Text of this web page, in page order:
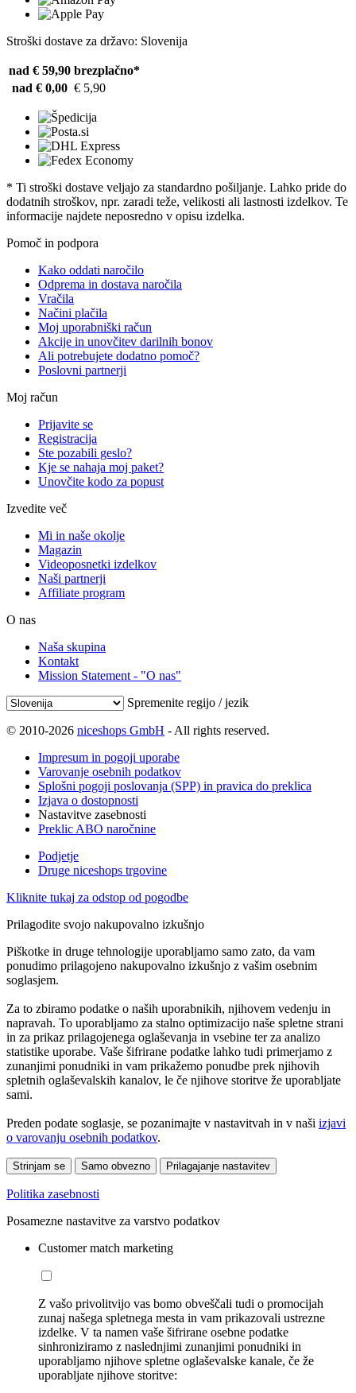
Stroški dostave za državo: Slovenija
nad € 59,90 brezplačno*
nad € 0,00 € 5,90
* Ti stroški dostave veljajo za standardno pošiljanje. Lahko pride do
dodatnih stroškov, npr. zaradi teže, velikosti ali lastnosti izdelkov. Te
informacije najdete neposredno v opisu izdelka.
Pomoč in podpora
Kako oddati naročilo
Odprema in dostava naročila
Vračila
Načini plačila
Moj uporabniški račun
Akcije in unovčitev darilnih bonov
Ali potrebujete dodatno pomoč?
Poslovni partnerji
Moj račun
Prijavite se
Registracija
Ste pozabili geslo?
Kje se nahaja moj paket?
Unovčite kodo za popust
Izvedite več
Mi in naše okolje
Magazin
Videoposnetki izdelkov
Naši partnerji
Affiliate program
O nas
Naša skupina
Kontakt
Mission Statement - "O nas"
Spremenite regijo / jezik
© 2010-2026 niceshops GmbH - All rights reserved.
Impresum in pogoji uporabe
Varovanje osebnih podatkov
Splošni pogoji poslovanja (SPP) in pravica do preklica
Izjava o dostopnosti
Nastavitve zasebnosti
Preklic ABO naročnine
Podjetje
Druge niceshops trgovine
Kliknite tukaj za odstop od pogodbe
Prilagodite svojo nakupovalno izkušnjo
Piškotke in druge tehnologije uporabljamo samo zato, da vam
ponudimo prilagojeno nakupovalno izkušnjo z vašim osebnim
soglasjem.
Za to zbiramo podatke o naših uporabnikih, njihovem vedenju in
napravah. To uporabljamo za stalno optimizacijo naše spletne strani
in za prikaz prilagojenega oglaševanja in vsebine ter za analizo
statistike uporabe. Vaše šifrirane podatke lahko tudi primerjamo z
zunanjimi ponudniki in vam prikažemo ponudbe prek njihovih
spletnih oglaševalskih kanalov, le če njihove storitve že uporabljate
sami.
Preden podate soglasje, se pozanimajte v nastavitvah in v naši izjavi
o varovanju osebnih podatkov.
Strinjam se Samo obvezno Prilagajanje nastavitev
Politika zasebnosti
Posamezne nastavitve za varstvo podatkov
Customer match marketing
Z vašo privolitvijo vas bomo obveščali tudi o promocijah
zunaj našega spletnega mesta in vam prikazovali ustrezne
izdelke. V ta namen vaše šifrirane osebne podatke
sinhroniziramo z naslednjimi zunanjimi ponudniki in
uporabljamo njihove spletne oglaševalske kanale, če že
uporabljate njihove storitve: